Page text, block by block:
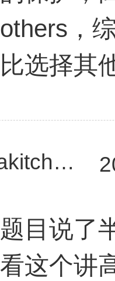
others，
比选择其
kakitcheng
题目说了
看这个讲